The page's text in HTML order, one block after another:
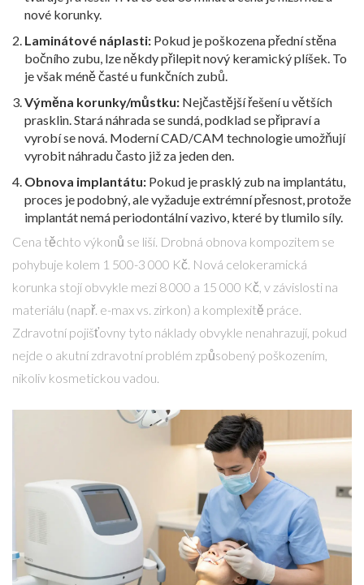
nové korunky.
Laminátové náplasti: Pokud je poškozena přední stěna
bočního zubu, lze někdy přilepit nový keramický plíšek. To
je však méně časté u funkčních zubů.
Výměna korunky/můstku: Nejčastější řešení u větších
prasklin. Stará náhrada se sundá, podklad se připraví a
vyrobí se nová. Moderní CAD/CAM technologie umožňují
vyrobit náhradu často již za jeden den.
Obnova implantátu: Pokud je prasklý zub na implantátu,
proces je podobný, ale vyžaduje extrémní přesnost, protože
implantát nemá periodontální vazivo, které by tlumilo síly.
Cena těchto výkonů se liší. Drobná obnova kompozitem se
pohybuje kolem 1 500-3 000 Kč. Nová celokeramická
korunka stojí obvykle mezi 8 000 a 15 000 Kč, v závislosti na
materiálu (např. e-max vs. zirkon) a komplexitě práce.
Zdravotní pojišťovny tyto náklady obvykle nenahrazují, pokud
nejde o akutní zdravotní problém způsobený poškozením,
nikoliv kosmetickou vadou.